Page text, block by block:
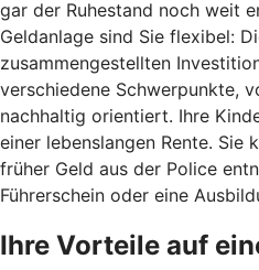
gar der Ruhestand noch weit
Geldanlage sind Sie flexibel:
zusammengestellten
verschiedene Schwerpunkte,
nachhaltig orientiert. Ihre
einer lebenslangen Rente. Sie
früher Geld aus der Police
Führerschein oder eine
Ihre Vorteile auf